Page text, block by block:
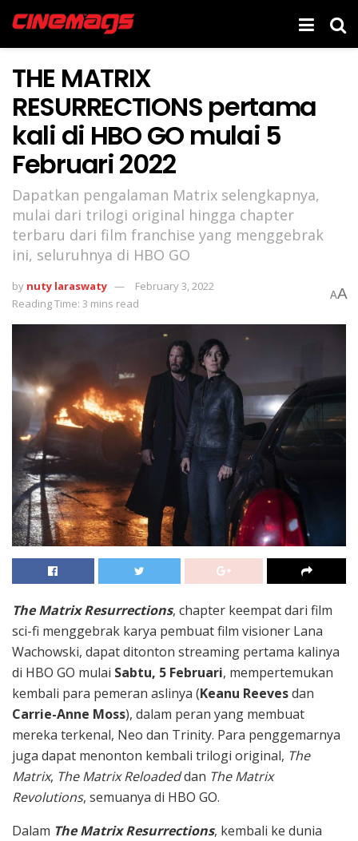
THE MATRIX
RESURRECTIONS pertama
kali di HBO GO mulai 5
Februari 2022
Dapatkan pengalaman Matrix selengkapnya,
mulai dari trilogi original hingga chapter
terbaru dari film franchise yang menggebrak
ini, seluruhnya di HBO GO
by nuty laraswaty
February 3, 2022
Reading Time: 3 mins read
AA
The Matrix Resurrections, chapter keempat dari film
sci-fi menggebrak karya pembuat film visioner Lana
Wachowski, dapat ditonton streaming pertama kalinya
di HBO GO mulai Sabtu, 5 Februari, mempertemukan
kembali para pemeran aslinya (Keanu Reevesdan
Carrie-Anne Moss), dalam peran yang membuat
mereka terkenal, Neo dan Trinity. Para penggemarnya
juga dapat menonton kembali trilogi original, The
Matrix, The Matrix Reloadeddan The Matrix
Revolutions, semuanya di HBO GO.
Dalam The Matrix Resurrections, kembali ke dunia